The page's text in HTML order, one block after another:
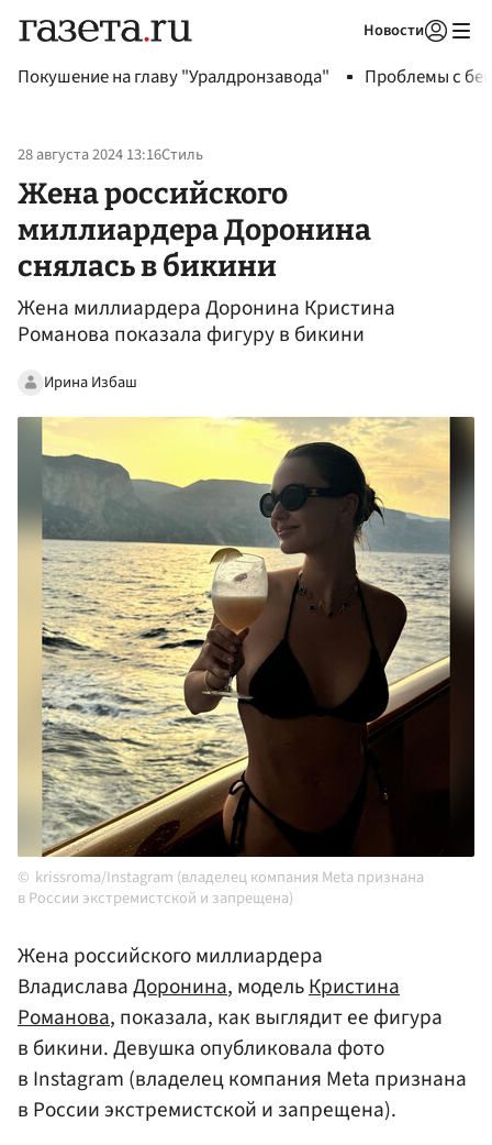
Новости
Покушение на главу "Уралдронзавода" Проблемы с
28 августа 2024 13:16Стиль
Жена российского
миллиардера Доронина
снялась в бикини
Жена миллиардера Доронина Кристина
Романова показала фигуру в бикини
Ирина Избаш
krissroma/Instagram (владелец компания Meta признана
в России экстремистской и запрещена)
Жена российского миллиардера
ВладиславаДоронина, модельКристина
Романова, показала, как выглядит ее фигура
в бикини. Девушка опубликовала фото
в Instagram (владелец компания Meta признана
в России экстремистской и запрещена).